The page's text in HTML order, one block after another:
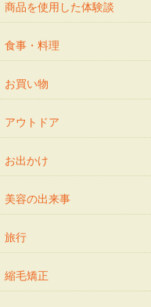
商品を使用した体験談
食事・料理
お買い物
アウトドア
お出かけ
美容の出来事
旅行
縮毛矯正